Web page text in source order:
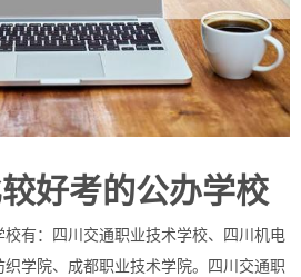
好考的公办学校
有：四川交通职业技术学校、四川机电
学院、成都职业技术学院。四川交通职